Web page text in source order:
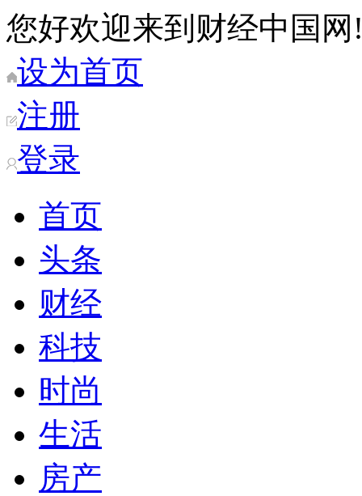
您好欢迎来到财经中国网
设为首页
注册
登录
首页
头条
财经
科技
时尚
生活
房产